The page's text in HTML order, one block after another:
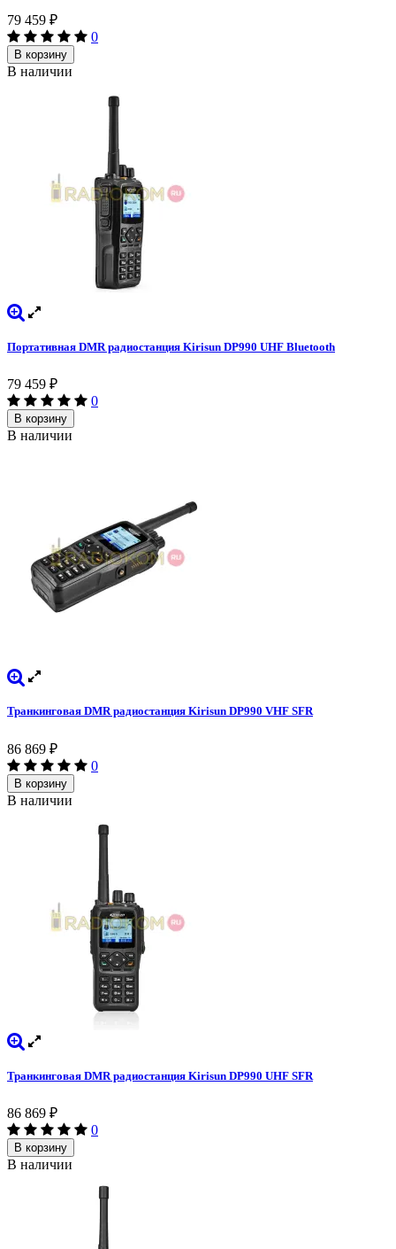
79 459 ₽
0
В корзину
В наличии
Портативная DMR радиостанция Kirisun DP990 UHF Bluetooth
79 459 ₽
0
В корзину
В наличии
Транкинговая DMR радиостанция Kirisun DP990 VHF SFR
86 869 ₽
0
В корзину
В наличии
Транкинговая DMR радиостанция Kirisun DP990 UHF SFR
86 869 ₽
0
В корзину
В наличии